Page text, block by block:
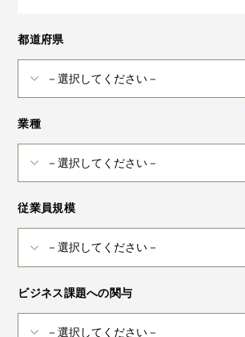
都道府県
業種
従業員規模
ビジネス課題への関与